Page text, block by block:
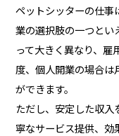
ペットシッターの仕事
業の選択肢の一つとい
って大きく異なり、
度、個人開業の場合は
ができます。
ただし、安定した収
寧なサービス提供、効